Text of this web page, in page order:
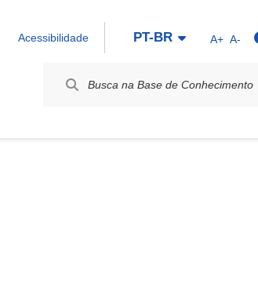
Acessibilidade PT-BR A+ A-